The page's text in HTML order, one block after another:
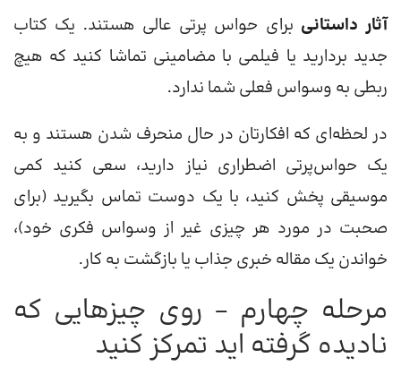
آثار داستانی برای حواس پرتی عالی هستند. یک کتاب
جدید بردارید یا فیلمی با مضامینی تماشا کنید که هیچ
ربطی به وسواس فعلی شما ندارد.
در لحظه‌ای که افکارتان در حال منحرف شدن هستند و به
یک حواس‌پرتی اضطراری نیاز دارید، سعی کنید کمی
موسیقی پخش کنید، با یک دوست تماس بگیرید (برای
صحبت در مورد هر چیزی غیر از وسواس فکری خود)،
خواندن یک مقاله خبری جذاب یا بازگشت به کار.
مرحله چهارم – روی چیزهایی که
نادیده گرفته اید تمرکز کنید